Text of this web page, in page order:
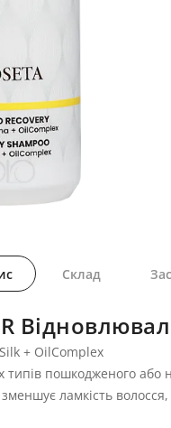
+ OilComplex
пошкодженого
ламкість
Склад